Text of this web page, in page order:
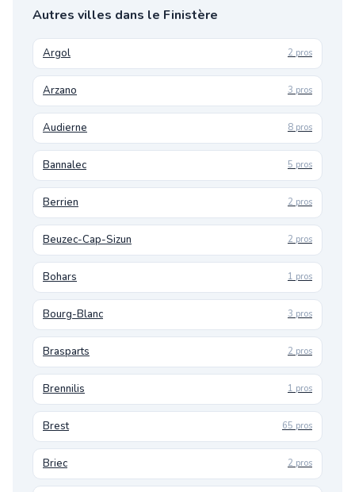
Autres villes dans le Finistère
Argol 2 pros
Arzano 3 pros
Audierne 8 pros
Bannalec 5 pros
Berrien 2 pros
Beuzec-Cap-Sizun 2 pros
Bohars 1 pros
Bourg-Blanc 3 pros
Brasparts 2 pros
Brennilis 1 pros
Brest 65 pros
Briec 2 pros